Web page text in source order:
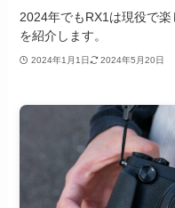
2024年でもRX1は現役で
を紹介します。
2024年1月1日 2024年5月20日